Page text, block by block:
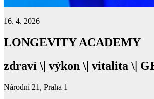
16. 4. 2026
LONGEVITY ACADEMY
zdraví \| výkon \| vitalita \|
Národní 21, Praha 1